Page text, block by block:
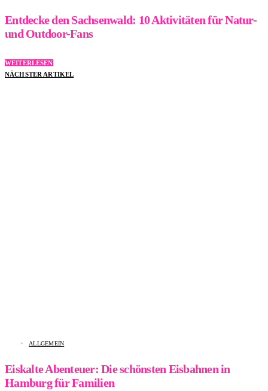
Entdecke den Sachsenwald: 10 Aktivitäten für Natur-
und Outdoor-Fans
WEITERLESEN
NÄCHSTER ARTIKEL
ALLGEMEIN
Eiskalte Abenteuer: Die schönsten Eisbahnen in
Hamburg für Familien